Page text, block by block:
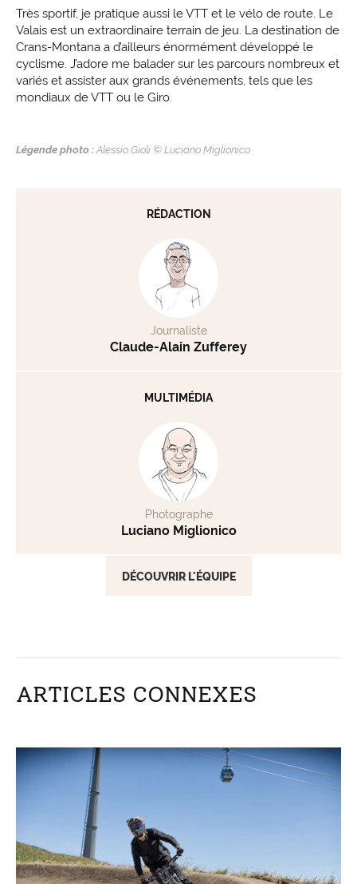
Très sportif, je pratique aussi le VTT et le vélo de route. Le
Valais est un extraordinaire terrain de jeu. La destination de
Crans-Montana a d’ailleurs énormément développé le
cyclisme. J’adore me balader sur les parcours nombreux et
variés et assister aux grands événements, tels que les
mondiaux de VTT ou le Giro.
Légende photo :Alessio Gioli © Luciano Miglionico
RÉDACTION
Journaliste
Claude-Alain Zufferey
MULTIMÉDIA
Photographe
Luciano Miglionico
DÉCOUVRIR L'ÉQUIPE
ARTICLES CONNEXES